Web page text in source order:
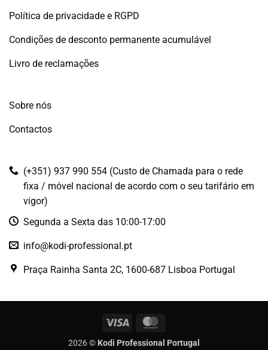
Política de privacidade e RGPD
Condições de desconto permanente acumulável
Livro de reclamações
Sobre nós
Contactos
(+351) 937 990 554 (Custo de Chamada para o rede
fixa / móvel nacional de acordo com o seu tarifário em
vigor)
Segunda a Sexta das 10:00-17:00
info@kodi-professional.pt
Praça Rainha Santa 2C, 1600-687 Lisboa Portugal
Visa
2026 © Kodi Professional Portugal